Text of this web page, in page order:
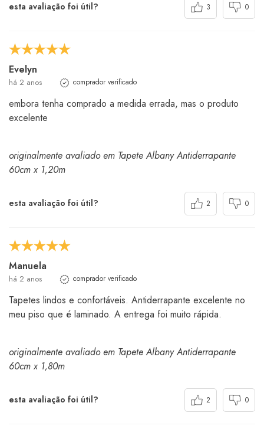
esta avaliação foi útil? 3 0
Evelyn
há 2 anos comprador verificado
embora tenha comprado a medida errada, mas o produto
excelente
originalmente avaliado em Tapete Albany Antiderrapante
60cm x 1,20m
esta avaliação foi útil? 2 0
Manuela
há 2 anos comprador verificado
Tapetes lindos e confortáveis. Antiderrapante excelente no
meu piso que é laminado. A entrega foi muito rápida.
originalmente avaliado em Tapete Albany Antiderrapante
60cm x 1,80m
esta avaliação foi útil? 2 0